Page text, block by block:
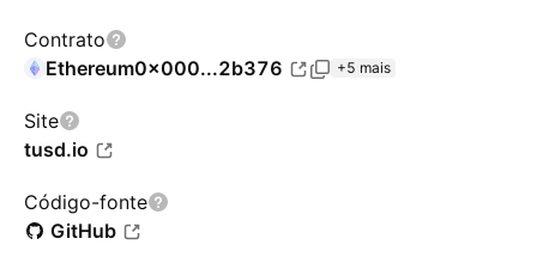
Contrato
Ethereum0x000...2b376 +5 mais
Site
tusd.io
Código-fonte
GitHub